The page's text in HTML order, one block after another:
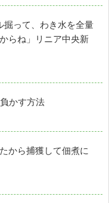
掘って、わき水を全量
らね」リニア中央新
かす方法
から捕獲して佃煮に